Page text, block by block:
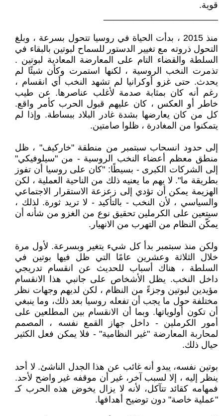
قوية.
منذ 2015 ، بدأت الحياة في روسيا تتحول بسرعة ، وبلغ
التحول ذروته مع تغيير الدستور للسماح لبوتين بالبقاء في
السلطة والقضاء التام على المعارضة المعادية لبوتين .
تذمرت النخب الروسية ، لكنها استمرت وكأن شيئًا لم
يحدث. حتى غزو أوكرانيا لم تشهد النخب أي انقسام ،
رغم أنه كان بمثابة صدمة لأغلب عناصرها. عن طيب
خاطر أو العكس ، كان عليهم قبول الحرب كأمر واقع.
كل من كان يعارضها بشدة غادر البلاد ببساطة. وإذا لم
يتمكنوا من المغادرة ، ظلوا صامتين.
إلى حدود انسحاب سبتمبر من منطقة "خاركيف" ، ظل
منطق معظم أعضاء النخب الروسية - من "سيلوفيكي"
إلى الشركات الكبرى - بسيطًا: "كان على روسيا أن تفوز
بطريقة ما". لا يهم ما يعنيه ذلك من الناحية العملية ، لكن
الهزيمة يمكن أن تؤدي إلى زعزعة الاستقرار الاجتماعي
والسياسي ، لأن النخب - بالتأكيد - لا تريد ثورة. لذلك ،
سيتعين على الكرملين تحقيق نوع من الغزو من شأنه أن
يمكّن النظام من التهرب من الانهيار.
ولكن منذ سبتمبر بدأ كل شيء يتغير وبسرعة. لأول مرة
خلال الثلاثة وعشرين عامًا التي ظل فيها بوتين في
السلطة ، هناك أسباب للحديث عن انقسام تدريجي
داخل النخب. يظل الأشخاص على جانبي هذا الانقسام
مؤيدين لبوتين وجزءً من النظام ، لكن لديهم وجهات نظر
مختلفة حول ما يجب أن تفعله روسيا بعد ذلك، وما ينبغي
أن تكون أولوياتها. وبما أن الانقسام بين المطلعين على
أمور الكرملين - داخل جهاز القمع نفسه ، المصمم
لمحاربة المعارضة "غير النظامية" - فلا يمكن فعل الكثير
حيال ذلك.
بوتين نفسه، يبدو أنه غائب عن هذا الجدل الناشئ. لا أحد
ينظر إليه ، إلا لسبب آخر، غير أن موقفه غير واضح لأحد.
فمهامه كقائد تتآكل، لأنه لا يزال يخوض هذه الحرب كـ
"عملية خاصة" دون توضيح أهدافها.